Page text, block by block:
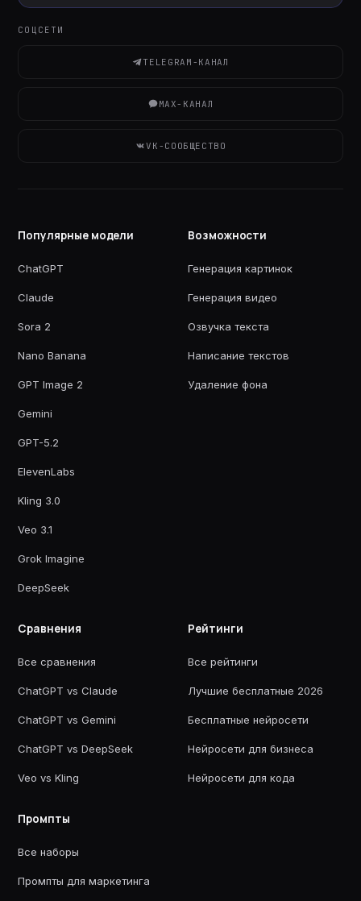
СОЦСЕТИ
TELEGRAM-КАНАЛ
MAX-КАНАЛ
VK-СООБЩЕСТВО
Популярные модели
ChatGPT
Claude
Sora 2
Nano Banana
GPT Image 2
Gemini
GPT-5.2
ElevenLabs
Kling 3.0
Veo 3.1
Grok Imagine
DeepSeek
Возможности
Генерация картинок
Генерация видео
Озвучка текста
Написание текстов
Удаление фона
Сравнения
Все сравнения
ChatGPT vs Claude
ChatGPT vs Gemini
ChatGPT vs DeepSeek
Veo vs Kling
Рейтинги
Все рейтинги
Лучшие бесплатные 2026
Бесплатные нейросети
Нейросети для бизнеса
Нейросети для кода
Промпты
Все наборы
Промпты для маркетинга